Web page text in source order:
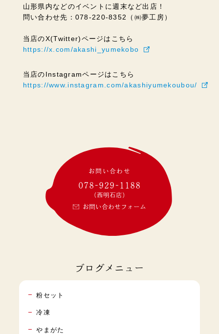
山形県内などのイベントに週末など出店！
問い合わせ先：078-220-8352（㈱夢工房）
当店のX(Twitter)ページはこちら
https://x.com/akashi_yumekobo
当店のInstagramページはこちら
https://www.instagram.com/akashiyumekoubou/
お問い合わせ
078-929-1188
(西明石店)
お問い合わせフォーム
ブログメニュー
粉セット
冷凍
やまがた